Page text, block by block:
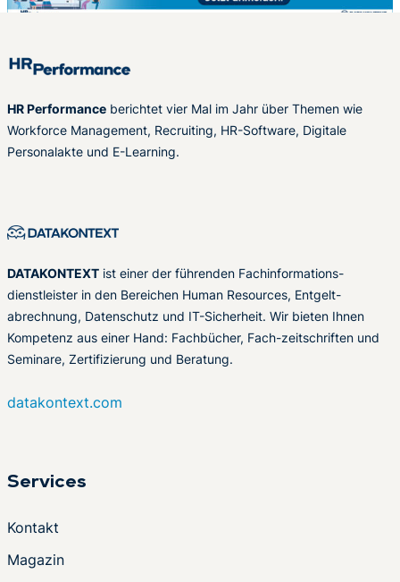
HR Performance berichtet vier Mal im Jahr über Themen wie
Workforce Management, Recruiting, HR-Software, Digitale
Personalakte und E-Learning.
DATAKONTEXT ist einer der führenden Fachinformations-
dienstleister in den Bereichen Human Resources, Entgelt-
abrechnung, Datenschutz und IT-Sicherheit. Wir bieten Ihnen
Kompetenz aus einer Hand: Fachbücher, Fach-zeitschriften und
Seminare, Zertifizierung und Beratung.
datakontext.com
Services
Kontakt
Magazin